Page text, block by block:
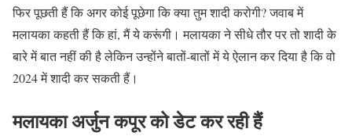
फिर पूछती हैं कि अगर कोई पूछेगा कि क्या तुम शादी करोगी? जवाब में
मलायका कहती हैं कि हां, मैं ये करूंगी। मलायका ने सीधे तौर पर तो शादी के
बारे में बात नहीं की है लेकिन उन्होंने बातों-बातों में ये ऐलान कर दिया है कि वो
2024 में शादी कर सकती हैं।
मलायका अर्जुन कपूर को डेट कर रही हैं